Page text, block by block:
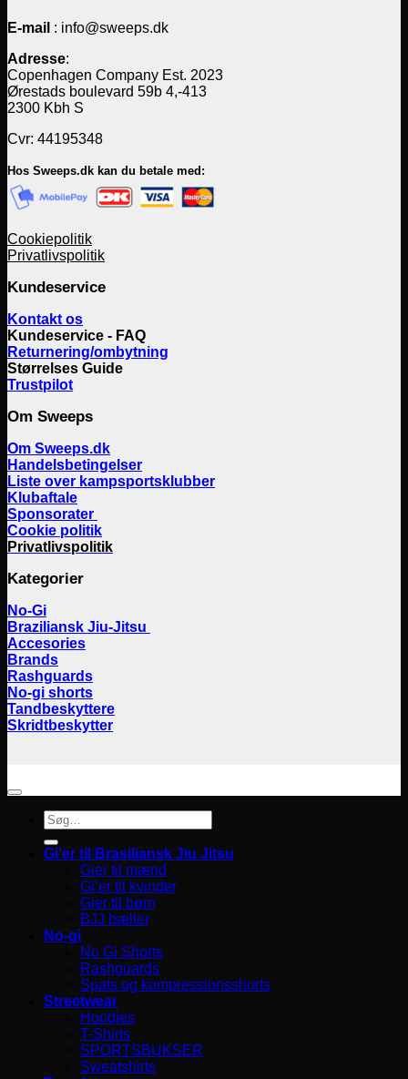
E-mail : info@sweeps.dk
Adresse:
Copenhagen Company Est. 2023
Ørestads boulevard 59b 4,-413
2300 Kbh S
Cvr: 44195348
Hos Sweeps.dk kan du betale med:
Cookiepolitik
Privatlivspolitik
Kundeservice
Kontakt os
Kundeservice - FAQ
Returnering/ombytning
Størrelses Guide
Trustpilot
Om Sweeps
Om Sweeps.dk
Handelsbetingelser
Liste over kampsportsklubber
Klubaftale
Sponsorater
Cookie politik
Privatlivspolitik
Kategorier
No-Gi
Braziliansk Jiu-Jitsu
Accesories
Brands
Rashguards
No-gi shorts
Tandbeskyttere
Skridtbeskytter
Søg
efter:
Gi’er til Brasiliansk Jiu Jitsu
Gier til mænd
Gi’er til kvinder
Gier til børn
BJJ bælter
No-gi
No Gi Shorts
Rashguards
Spats og kompressionsshorts
Streetwear
Hoodies
T-Shirts
SPORTSBUKSER
Sweatshirts